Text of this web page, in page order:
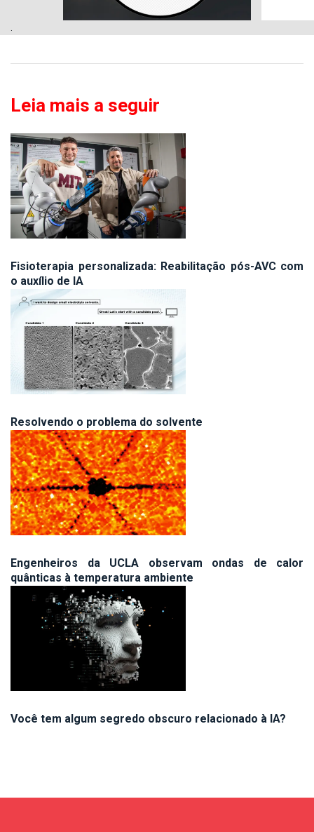
Leia mais a seguir
Fisioterapia personalizada: Reabilitação pós-AVC com
o auxílio de IA
Resolvendo o problema do solvente
Engenheiros da UCLA observam ondas de calor
quânticas à temperatura ambiente
Você tem algum segredo obscuro relacionado à IA?